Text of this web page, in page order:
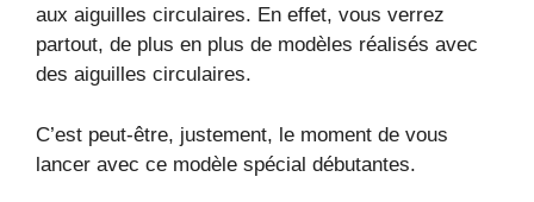
aux aiguilles circulaires. En effet, vous verrez
partout, de plus en plus de modèles réalisés avec
des aiguilles circulaires.
C’est peut-être, justement, le moment de vous
lancer avec ce modèle spécial débutantes.